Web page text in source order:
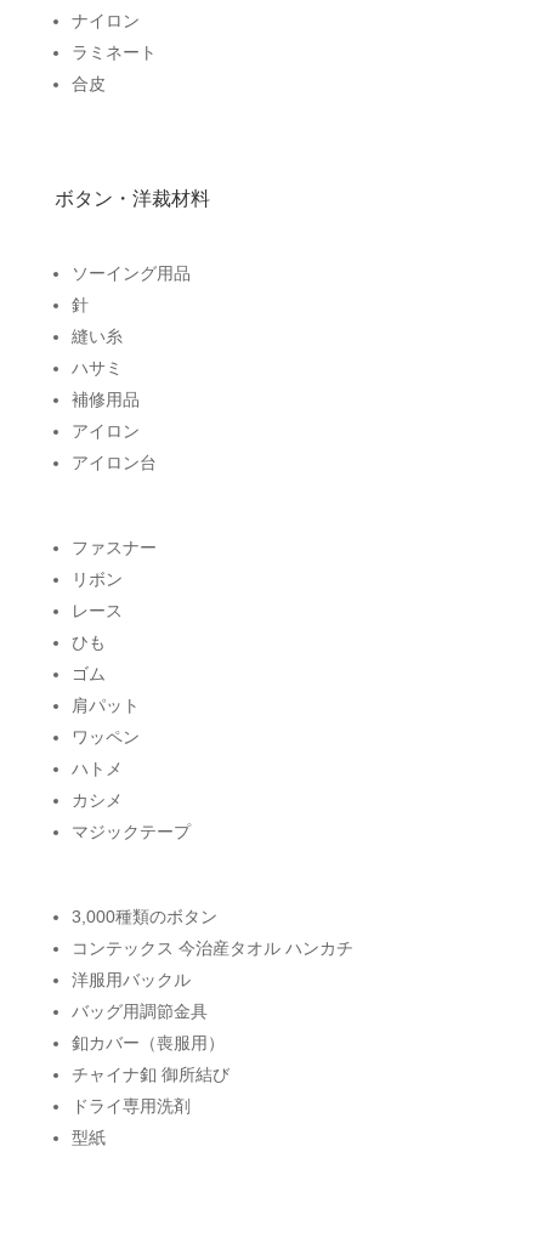
ナイロン
ラミネート
合皮
ボタン・洋裁材料
ソーイング用品
針
縫い糸
ハサミ
補修用品
アイロン
アイロン台
ファスナー
リボン
レース
ひも
ゴム
肩パット
ワッペン
ハトメ
カシメ
マジックテープ
3,000種類のボタン
コンテックス 今治産タオル ハンカチ
洋服用バックル
バッグ用調節金具
釦カバー（喪服用）
チャイナ釦 御所結び
ドライ専用洗剤
型紙